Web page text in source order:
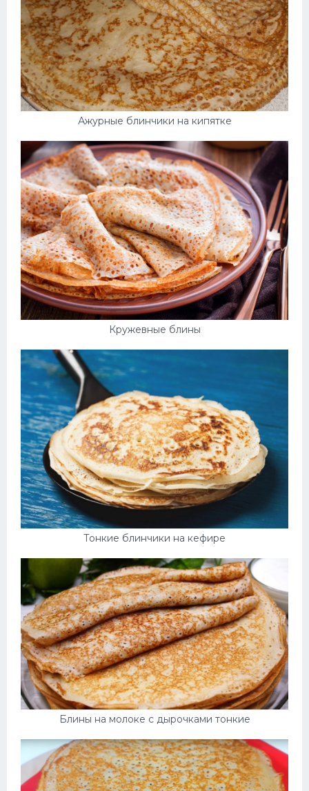
Ажурные блинчики на кипятке
Кружевные блины
Тонкие блинчики на кефире
Блины на молоке с дырочками тонкие